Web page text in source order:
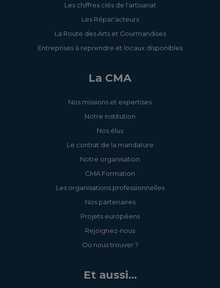
Les chiffres clés de l'artisanat
Les Répar'acteurs
La Route des Arts et Gourmandises
Entreprises à reprendre et locaux disponibles
La CMA
Nos missions et expertises
Notre institution
Nos élus
Le contrat de la mandature
Notre organisation
CMA Formation
Les organisations professionnelles
Nos partenaires
Projets européens
Rejoignez-nous
Où nous trouver ?
Et aussi...